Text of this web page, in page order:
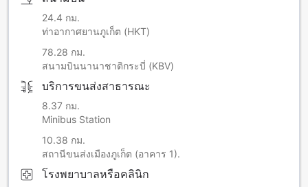
24.4 กม.
ท่าอากาศยานภูเก็ต (HKT)
78.28 กม.
สนามบินนานาชาติกระบี่ (KBV)
บริการขนส่งสาธารณะ
8.37 กม.
Minibus Station
10.38 กม.
สถานีขนส่งเมืองภูเก็ต (อาคาร 1).
โรงพยาบาลหรือคลินิก